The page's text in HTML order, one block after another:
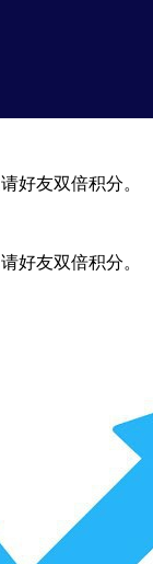
好友双倍积分。
好友双倍积分。